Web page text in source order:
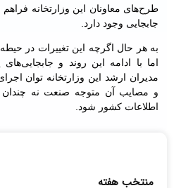
طرح‌های معاونان این وزارتخانه
جابجایی وجود دارد.
به هر حال اگرچه این تغییرات در
اما با ادامه این روند و
مدیران ارشد این وزارتخانه توان
و مصایب آن متوجه صنعت نه چندان
اطلاعات کشور شود.
منتخب هفته